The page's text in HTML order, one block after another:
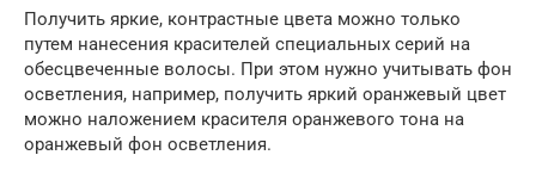
Получить яркие, контрастные цвета можно только
путем нанесения красителей специальных серий на
обесцвеченные волосы. При этом нужно учитывать фон
осветления, например, получить яркий оранжевый цвет
можно наложением красителя оранжевого тона на
оранжевый фон осветления.